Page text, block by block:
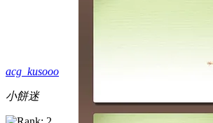
acg_kusooo
小餅迷